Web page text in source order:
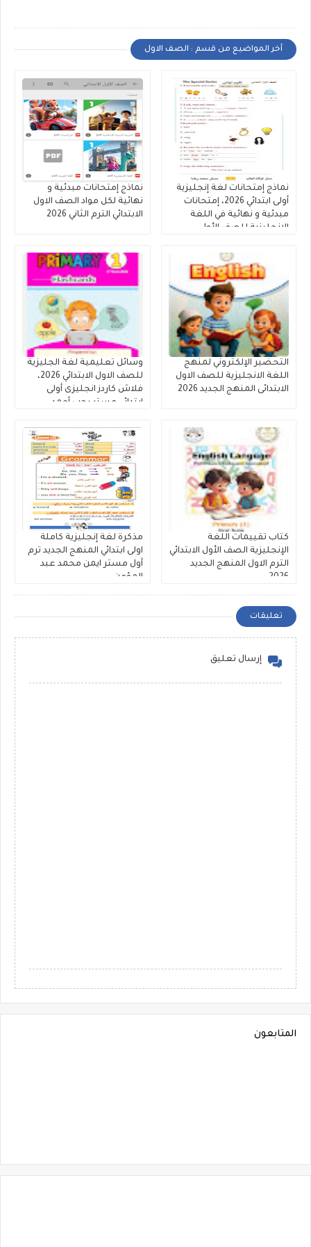
أخر المواضيع من قسم : الصف الاول
نماذج إمتحانات لغة إنجليزية
أولى ابتدائي 2026، إمتحانات
مبدئية و نهائية في اللغة
الإنجليزية للصف الأول
نماذج إمتحانات مبدئية و
نهائية لكل مواد الصف الاول
الابتدائي الترم الثاني 2026
التحضير الإلكتروني لمنهج
اللغة الانجليزية للصف الاول
الابتدائى المنهج الجديد 2026
وسائل تعليمية لغة الجليزية
للصف الاول الابتدائي 2026،
فلاش كاردز انجليزى أولى
ابتدائي مستر رجب أحمد
كتاب تقييمات اللغة
الإنجليزية الصف الأول الابتدائي
الترم الاول المنهج الجديد
2026
مذكرة لغة إنجليزية كاملة
اولى ابتدائي المنهج الجديد ترم
أول مستر ايمن محمد عبد
المؤمن.
تعليقات
إرسال تعليق
المتابعون